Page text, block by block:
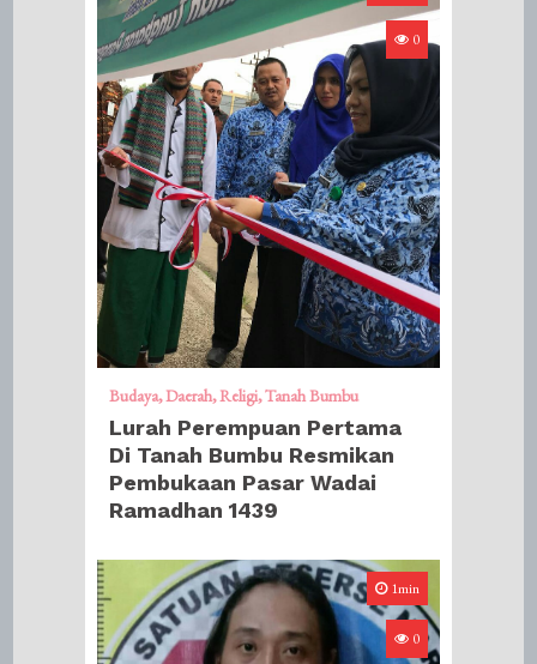
0
Budaya Daerah Religi Tanah Bumbu
Lurah Perempuan Pertama
Di Tanah Bumbu Resmikan
Pembukaan Pasar Wadai
Ramadhan 1439
1min
0